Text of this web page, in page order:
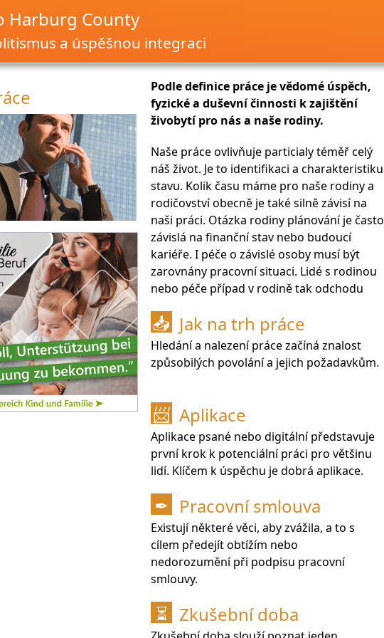
Harburg County
a úspěšnou integraci
Podle definice práce je vědomé úspěch,
fyzické a duševní činnosti k zajištění
živobytí pro nás a naše rodiny.
Naše práce ovlivňuje particialy téměř celý
náš život. Je to identifikaci a charakteristiku
stavu. Kolik času máme pro naše rodiny a
rodičovství obecně je také silně závisí na
naši práci. Otázka rodiny plánování je často
závislá na finanční stav nebo budoucí
kariéře. I péče o závislé osoby musí být
zarovnány pracovní situaci. Lidé s rodinou
nebo péče případ v rodině tak odchodu
📥 Jak na trh práce
Hledání a nalezení práce začíná znalost
způsobilých povolání a jejich požadavkům.
📨 Aplikace
Aplikace psané nebo digitální představuje
první krok k potenciální práci pro většinu
lidí. Klíčem k úspěchu je dobrá aplikace.
✒ Pracovní smlouva
Existují některé věci, aby zvážila, a to s
cílem předejít obtížím nebo
nedorozumění při podpisu pracovní
smlouvy.
⏳ Zkušební doba